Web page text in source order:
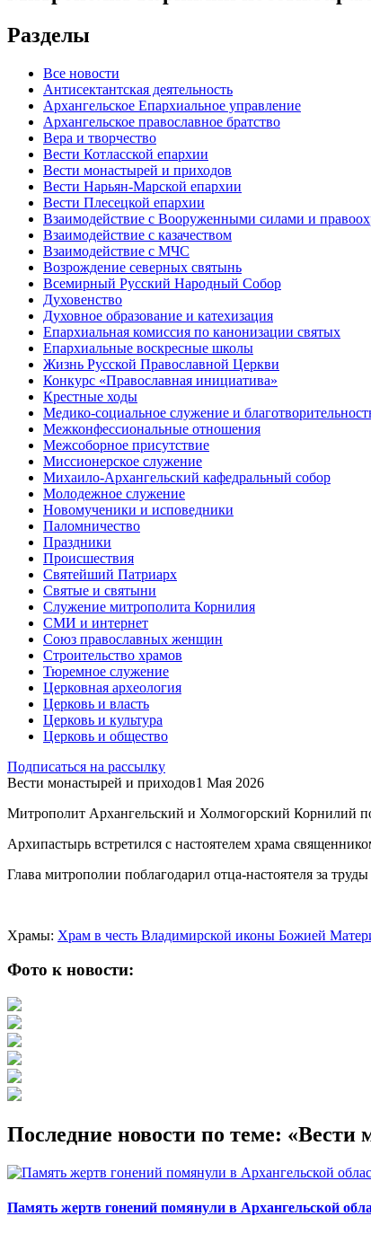
Разделы
Все новости
Антисектантская деятельность
Архангельское Епархиальное управление
Архангельское православное братство
Вера и творчество
Вести Котласской епархии
Вести монастырей и приходов
Вести Нарьян-Марской епархии
Вести Плесецкой епархии
Взаимодействие с Вооруженными силами и
Взаимодействие с казачеством
Взаимодействие с МЧС
Возрождение северных святынь
Всемирный Русский Народный Собор
Духовенство
Духовное образование и катехизация
Епархиальная комиссия по канонизации святых
Епархиальные воскресные школы
Жизнь Русской Православной Церкви
Конкурс «Православная инициатива»
Крестные ходы
Медико-социальное служение и
Межконфессиональные отношения
Межсоборное присутствие
Миссионерское служение
Михаило-Архангельский кафедральный собор
Молодежное служение
Новомученики и исповедники
Паломничество
Праздники
Происшествия
Святейший Патриарх
Святые и святыни
Служение митрополита Корнилия
СМИ и интернет
Союз православных женщин
Строительство храмов
Тюремное служение
Церковная археология
Церковь и власть
Церковь и культура
Церковь и общество
Подписаться на рассылку
Вести монастырей и приходов1 Мая 2026
Митрополит Архангельский и Холмогорский Корнилий
Архипастырь встретился с настоятелем храма
Глава митрополии поблагодарил отца-настоятеля за
Храмы: Храм в честь Владимирской иконы Божией
Фото к новости:
Последние новости по теме: «Вести
Память жертв гонений помянули в Архангельской